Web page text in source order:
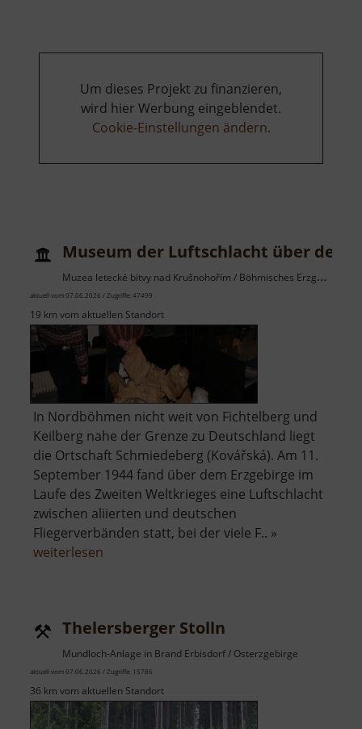
Um dieses Projekt zu finanzieren,
wird hier Werbung eingeblendet.
Cookie-Einstellungen ändern.
Museum der Luftschlacht über dem
Muzea letecké bitvy nad Krušnohořím / Böhmisches Erzgebirge
aktuell vom 07.06.2026 / Zugriffe: 47499
19 km vom aktuellen Standort
In Nordböhmen nicht weit von Fichtelberg und
Keilberg nahe der Grenze zu Deutschland liegt
die Ortschaft Schmiedeberg (Kovářská). Am 11.
September 1944 fand über dem Erzgebirge im
Laufe des Zweiten Weltkrieges eine Luftschlacht
zwischen aliierten und deutschen
Fliegerverbänden statt, bei der viele F.. »
weiterlesen
über
dem
Erzgebirge
Thelersberger Stolln
Mundloch-Anlage in Brand Erbisdorf / Osterzgebirge
aktuell vom 07.06.2026 / Zugriffe: 15786
36 km vom aktuellen Standort